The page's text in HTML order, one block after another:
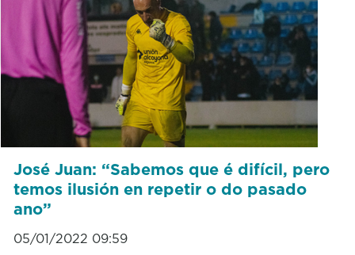
José Juan: “Sabemos que é difícil, pero
temos ilusión en repetir o do pasado
ano”
05/01/2022 09:59